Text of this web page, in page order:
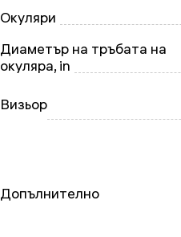
Окуляри
Диаметър на тръбата на
окуляра, in
Визьор
Допълнително